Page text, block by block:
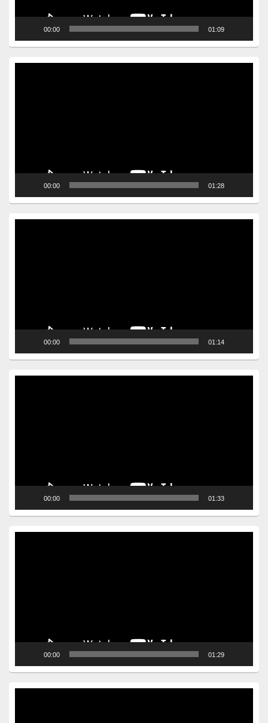
00:00 01:09
00:00 01:28
00:00 01:14
00:00 01:33
00:00 01:29